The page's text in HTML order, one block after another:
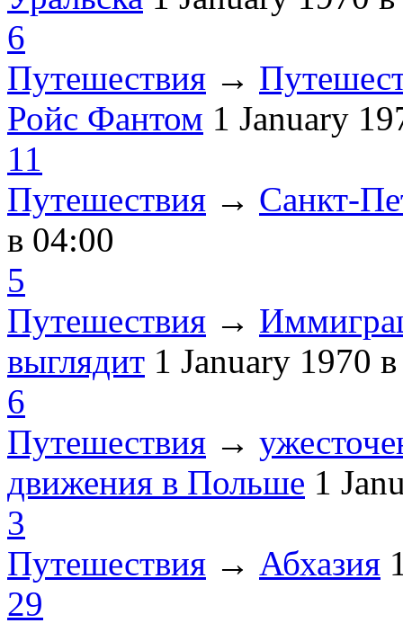
6
Путешествия →
Ройс Фантом 1 January
11
Путешествия → Санкт-
в 04:00
5
Путешествия →
выглядит 1 January 1970
6
Путешествия →
движения в Польше 1
3
Путешествия → Абхазия
29